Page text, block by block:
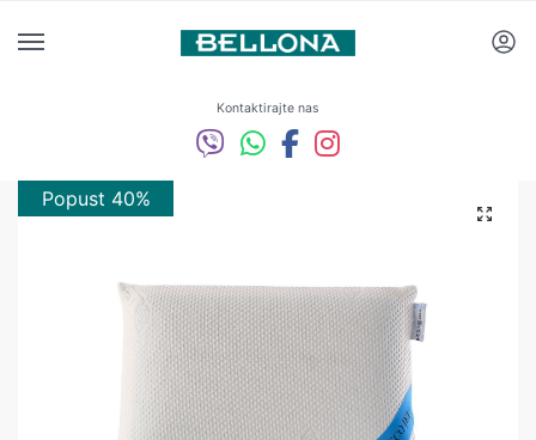
Kontaktirajte nas
Popust 40%